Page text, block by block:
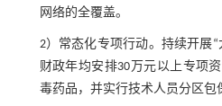
网络的全覆盖。
2）常态化专项行动。持续开展
财政年均安排30万元以上专项
毒药品，并实行技术人员分区包